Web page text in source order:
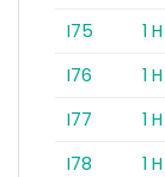
I75
1
I76
1
I77
1
I78
1